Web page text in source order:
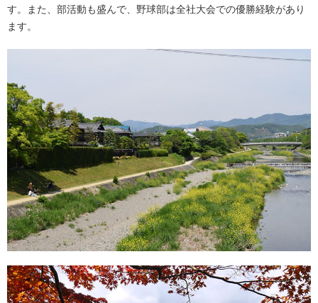
す。また、部活動も盛んで、野球部は全社大会での優勝経験があり
ます。